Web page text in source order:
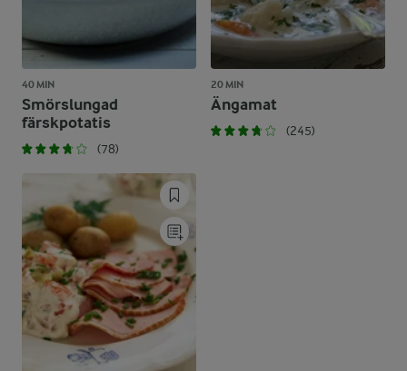
40 MIN
Smörslungad
färskpotatis
(78)
20 MIN
Ängamat
(245)